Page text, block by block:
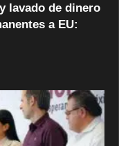
lavado de dinero
a EU: